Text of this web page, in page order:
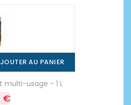
AU PANIER
multi-usage - 1 L
€